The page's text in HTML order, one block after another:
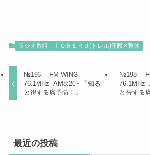
ラジオ番組 ＴＯＲＥＲＵ(トレル)筋膜✕整体
№196 FM WING
76.1MHz AM8:20~ 「知る
と得する痛予防！」
№198
76.1MHz
と得する
最近の投稿